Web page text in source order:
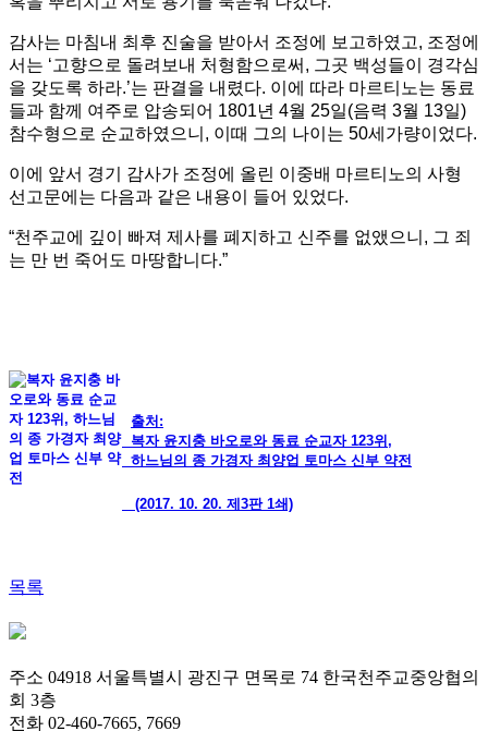
감사는 마침내 최후 진술을 받아서 조정에 보고하였고, 조정에
서는 ‘고향으로 돌려보내 처형함으로써, 그곳 백성들이 경각심
을 갖도록 하라.’는 판결을 내렸다. 이에 따라 마르티노는 동료
들과 함께 여주로 압송되어 1801년 4월 25일(음력 3월 13일)
참수형으로 순교하였으니, 이때 그의 나이는 50세가량이었다.
이에 앞서 경기 감사가 조정에 올린 이중배 마르티노의 사형
선고문에는 다음과 같은 내용이 들어 있었다.
“천주교에 깊이 빠져 제사를 폐지하고 신주를 없앴으니, 그 죄
는 만 번 죽어도 마땅합니다.”
출처:
복자 윤지충 바오로와 동료 순교자 123위,
하느님의 종 가경자 최양업 토마스 신부 약전
(2017. 10. 20. 제3판 1쇄)
목록
주소 04918 서울특별시 광진구 면목로 74 한국천주교중앙협의
회 3층
전화 02-460-7665, 7669